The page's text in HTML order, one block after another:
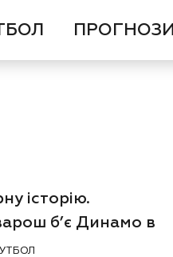
ПРОГНОЗИ
історію.
б’є Динамо в